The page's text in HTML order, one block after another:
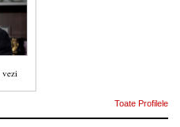
vezi
Toate Profilele